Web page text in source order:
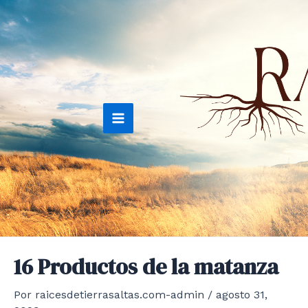
Ir
al
contenido
Main
Menu
16 Productos de la matanza
Por raicesdetierrasaltas.com-admin / agosto 31,